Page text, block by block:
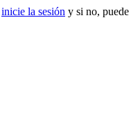
inicie la sesión y si no, puede